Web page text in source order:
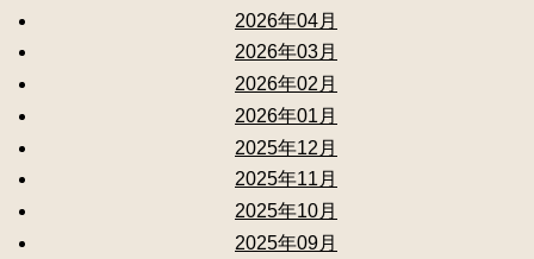
2026年04月
2026年03月
2026年02月
2026年01月
2025年12月
2025年11月
2025年10月
2025年09月